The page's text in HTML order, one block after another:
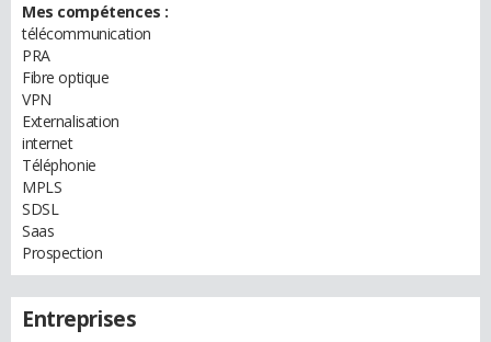
Mes compétences :
télécommunication
PRA
Fibre optique
VPN
Externalisation
internet
Téléphonie
MPLS
SDSL
Saas
Prospection
Entreprises